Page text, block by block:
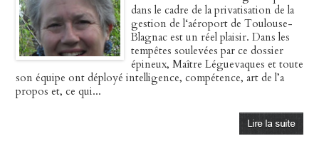
dans le cadre de la privatisation de la
gestion de l‘aéroport de Toulouse-
Blagnac est un réel plaisir. Dans les
tempêtes soulevées par ce dossier
épineux, Maître Léguevaques et toute
son équipe ont déployé intelligence, compétence, art de l’a
propos et, ce qui...